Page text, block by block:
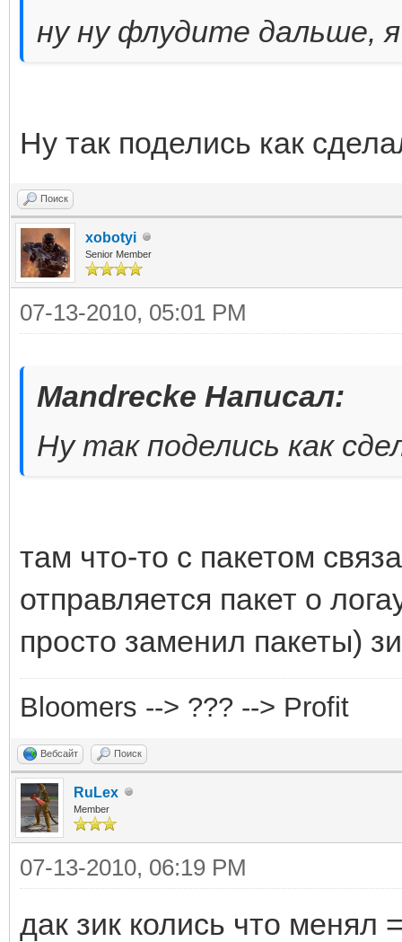
ну ну флудите дальше,
Ну так поделись как
Поиск
xobotyi
Senior Member
07-13-2010, 05:01 PM
Mandrecke Написал:
Ну так поделись как
там что-то с пакетом
отправляется пакет о
просто заменил пакеты)
Bloomers --> ??? --> Profit
Вебсайт Поиск
RuLex
Member
07-13-2010, 06:19 PM
дак зик колись что менял